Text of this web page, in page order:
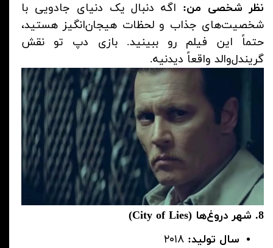
نظر شخصی من: اگه دنبال یک دنیای جادویی با
شخصیت‌های جذاب و لحظات هیجان‌انگیز هستید،
حتماً این فیلم رو ببینید. بازی دپ تو نقش
گریندل‌والد واقعاً دیدنیه.
8. شهر دروغ‌ها (City of Lies)
سال تولید: